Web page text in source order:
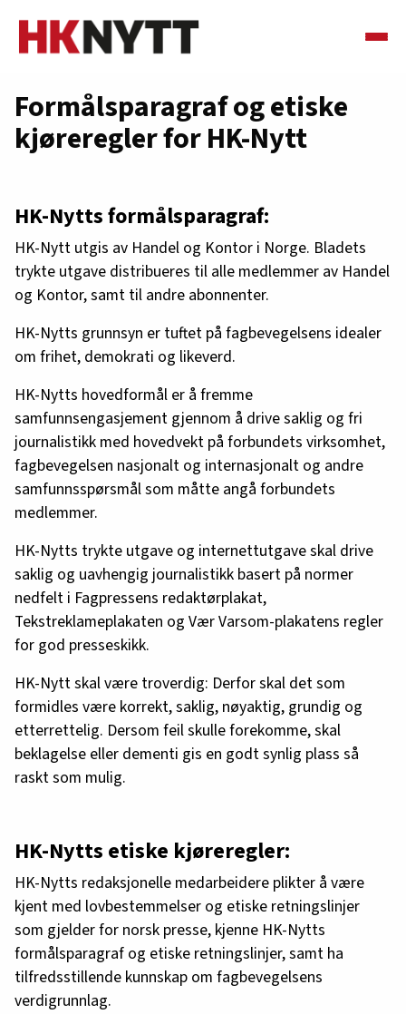
Formålsparagraf og etiske
kjøreregler for HK-Nytt
HK-Nytts formålsparagraf:
HK-Nytt utgis av Handel og Kontor i Norge. Bladets
trykte utgave distribueres til alle medlemmer av Handel
og Kontor, samt til andre abonnenter.
HK-Nytts grunnsyn er tuftet på fagbevegelsens idealer
om frihet, demokrati og likeverd.
HK-Nytts hovedformål er å fremme
samfunnsengasjement gjennom å drive saklig og fri
journalistikk med hovedvekt på forbundets virksomhet,
fagbevegelsen nasjonalt og internasjonalt og andre
samfunnsspørsmål som måtte angå forbundets
medlemmer.
HK-Nytts trykte utgave og internettutgave skal drive
saklig og uavhengig journalistikk basert på normer
nedfelt i Fagpressens redaktørplakat,
Tekstreklameplakaten og Vær Varsom-plakatens regler
for god presseskikk.
HK-Nytt skal være troverdig: Derfor skal det som
formidles være korrekt, saklig, nøyaktig, grundig og
etterrettelig. Dersom feil skulle forekomme, skal
beklagelse eller dementi gis en godt synlig plass så
raskt som mulig.
HK-Nytts etiske kjøreregler:
HK-Nytts redaksjonelle medarbeidere plikter å være
kjent med lovbestemmelser og etiske retningslinjer
som gjelder for norsk presse, kjenne HK-Nytts
formålsparagraf og etiske retningslinjer, samt ha
tilfredsstillende kunnskap om fagbevegelsens
verdigrunnlag.